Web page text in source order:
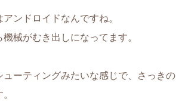
ンドロイドなんですね。
械がむき出しになってます。
ューティングみたいな感じで、さっきの